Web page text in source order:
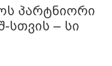
პარტნიორი
სთვის – სი